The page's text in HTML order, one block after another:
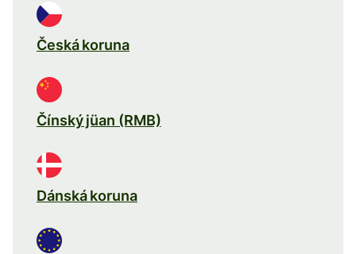
Česká koruna
Čínský jüan (RMB)
Dánská koruna